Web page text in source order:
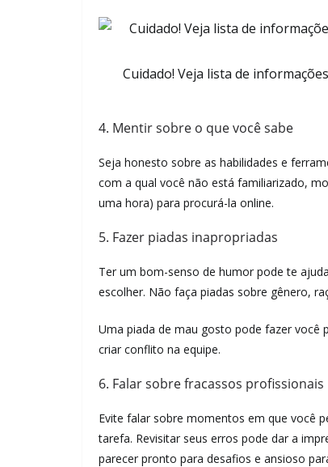
Cuidado! Veja lista de
4. Mentir sobre o que você sabe
Seja honesto sobre as habilidades e
com a qual você não está familiarizado,
uma hora) para procurá-la online.
5. Fazer piadas inapropriadas
Ter um bom-senso de humor pode te
escolher. Não faça piadas sobre gênero,
Uma piada de mau gosto pode fazer você
criar conflito na equipe.
6. Falar sobre fracassos profissionais
Evite falar sobre momentos em que você
tarefa. Revisitar seus erros pode dar a
parecer pronto para desafios e ansioso